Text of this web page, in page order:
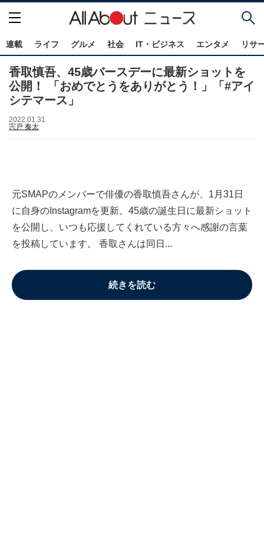
連載 ライフ グルメ 社会 IT・ビジネス エンタメ リサ
香取慎吾、45歳バースデーに最新ショットを
公開！ 「おめでとうをありがとう！」「#アイ
シテマース」
2022.01.31
宍戸 奏太
元SMAPのメンバーで俳優の香取慎吾さんが、1月31日
に自身のInstagramを更新。45歳の誕生日に最新ショット
を公開し、いつも応援してくれている方々へ感謝の言葉
を投稿しています。 香取さんは同日...
続きを読む